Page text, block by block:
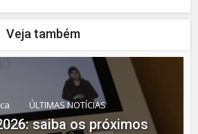
Veja também
ÚLTIMAS NOTÍCIAS
saiba os próximos